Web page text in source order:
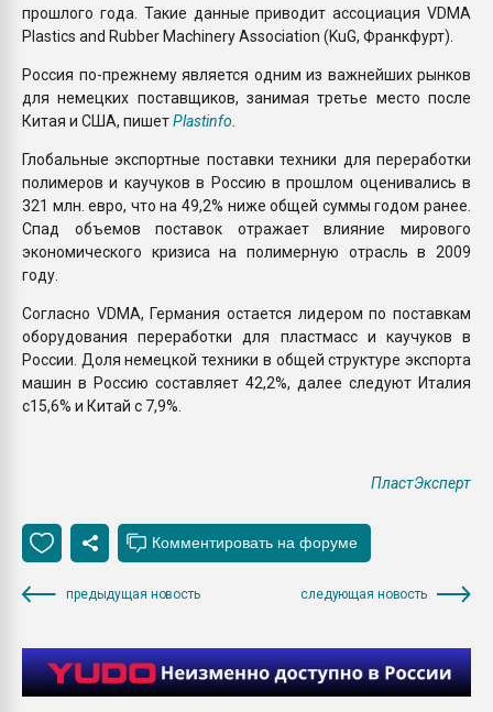
прошлого года. Такие данные приводит ассоциация VDMA
Plastics and Rubber Machinery Association (KuG, Франкфурт).
Россия по-прежнему является одним из важнейших рынков
для немецких поставщиков, занимая третье место после
Китая и США, пишетPlastinfo
Глобальные экспортные поставки техники для переработки
полимеров и каучуков в Россию в прошлом оценивались в
321 млн. евро, что на 49,2% ниже общей суммы годом ранее.
Спад объемов поставок отражает влияние мирового
экономического кризиса на полимерную отрасль в 2009
году.
Согласно VDMA, Германия остается лидером по поставкам
оборудования переработки для пластмасс и каучуков в
России. Доля немецкой техники в общей структуре экспорта
машин в Россию составляет 42,2%, далее следуют Италия
с15,6% и Китай с 7,9%.
ПластЭксперт
предыдущая новость следующая новость